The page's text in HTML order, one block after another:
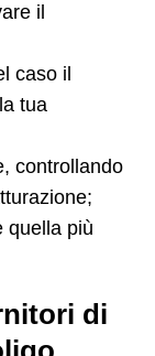
il
caso il
tua
controllando
quella più
di